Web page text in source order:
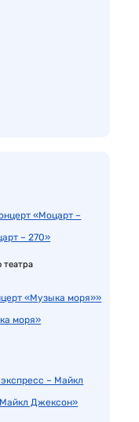
– 270»
театра
моря»
Джексон»